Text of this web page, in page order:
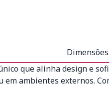
que alinha design e
ambientes externos.